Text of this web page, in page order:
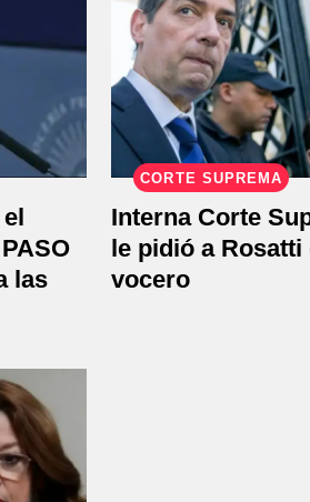
las
CORTE SUPREMA
Interna Corte
le pidió a
vocero